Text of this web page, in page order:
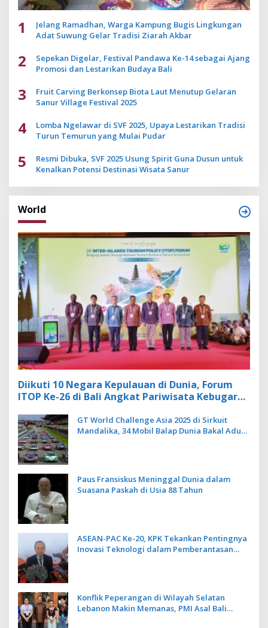
1
Jelang Ramadhan, Warga Kampung Bugis Lingkungan
Adat Suwung Gelar Tradisi Ziarah Akbar
2
Sepekan Digelar, Festival Pandawa Ke-14 sebagai Ajang
Promosi dan Lestarikan Budaya Bali
3
Fruit Carving Berkonsep Biota Laut Menutup Gelaran
Sanur Village Festival 2025
4
Lomba Ngelawar di SVF 2025, Upaya Lestarikan Tradisi
Turun Temurun yang Mulai Pudar
5
Resmi Dibuka, SVF 2025 Usung Spirit Guna Dusun untuk
Kenalkan Potensi Destinasi Wisata Sanur
World
Diikuti 10 Negara Kepulauan di Dunia, Forum
ITOP Ke-26 di Bali Angkat Pariwisata Kebugaran
GT World Challenge Asia 2025 di Sirkuit
Mandalika, 34 Mobil Balap Dunia Bakal Adu
Paus Fransiskus Meninggal Dunia dalam
Suasana Paskah di Usia 88 Tahun
ASEAN-PAC Ke-20, KPK Tekankan Pentingnya
Inovasi Teknologi dalam Pemberantasan
Konflik Peperangan di Wilayah Selatan
Lebanon Makin Memanas, PMI Asal Bali